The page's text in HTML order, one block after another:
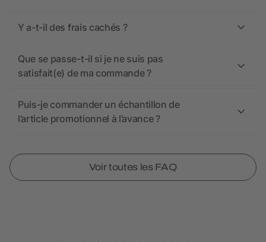
Y a-t-il des frais cachés ?
Que se passe-t-il si je ne suis pas
satisfait(e) de ma commande ?
Puis-je commander un échantillon de
l’article promotionnel à l’avance ?
Voir toutes les FAQ